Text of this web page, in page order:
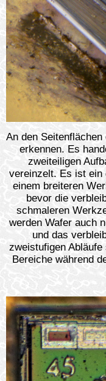
An den
erkennen. Es
zweiteiligen
vereinzelt. Es ist ein
einem breiteren
bevor die
schmaleren
werden Wafer auch
und das
zweistufigen
Bereiche während